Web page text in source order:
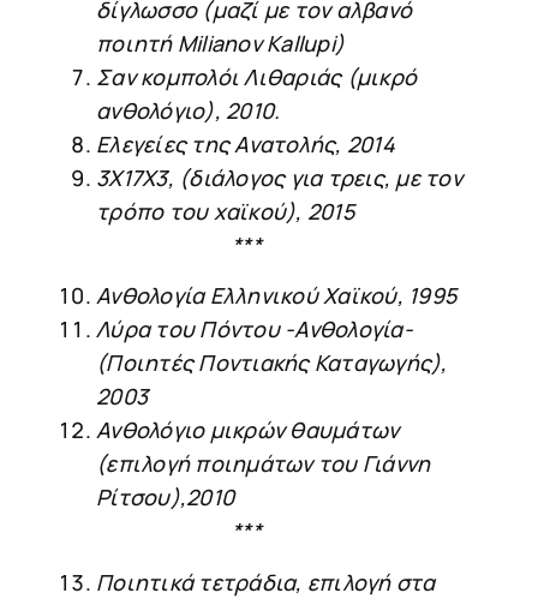
δίγλωσσο (μαζί με τον αλβανό
ποιητή Milianov Kallupi)
Σαν κομπολόι Λιθαριάς (μικρό
ανθολόγιο), 2010.
Ελεγείες της Ανατολής, 2014
3Χ17Χ3, (διάλογος για τρεις, με τον
τρόπο του χαϊκού), 2015
***
Ανθολογία Ελληνικού Χαϊκού, 1995
Λύρα του Πόντου -Ανθολογία-
(Ποιητές Ποντιακής Καταγωγής),
2003
Ανθολόγιο μικρών θαυμάτων
(επιλογή ποιημάτων του Γιάννη
Ρίτσου),2010
***
Ποιητικά τετράδια, επιλογή στα